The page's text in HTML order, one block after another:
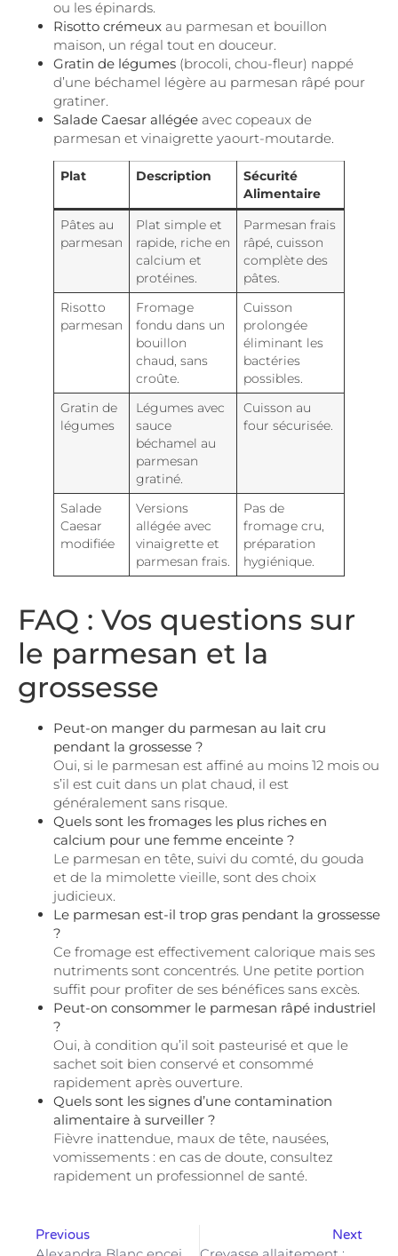
ou les épinards.
Risotto crémeux au parmesan et bouillon
maison, un régal tout en douceur.
Gratin de légumes (brocoli, chou-fleur) nappé
d’une béchamel légère au parmesan râpé pour
gratiner.
Salade Caesar allégée avec copeaux de
parmesan et vinaigrette yaourt-moutarde.
Plat Description
Sécurité
Alimentaire
Pâtes au
parmesan
Plat simple et
rapide, riche en
calcium et
protéines.
Parmesan frais
râpé, cuisson
complète des
pâtes.
Risotto
parmesan
Fromage
fondu dans un
bouillon
chaud, sans
croûte.
Cuisson
prolongée
éliminant les
bactéries
possibles.
Gratin de
légumes
Légumes avec
sauce
béchamel au
parmesan
gratiné.
Cuisson au
four sécurisée.
Salade
Caesar
modifiée
Versions
allégée avec
vinaigrette et
parmesan frais.
Pas de
fromage cru,
préparation
hygiénique.
FAQ : Vos questions sur
le parmesan et la
grossesse
Peut-on manger du parmesan au lait cru
pendant la grossesse ?
Oui, si le parmesan est affiné au moins 12 mois ou
s’il est cuit dans un plat chaud, il est
généralement sans risque.
Quels sont les fromages les plus riches en
calcium pour une femme enceinte ?
Le parmesan en tête, suivi du comté, du gouda
et de la mimolette vieille, sont des choix
judicieux.
Le parmesan est-il trop gras pendant la grossesse
?
Ce fromage est effectivement calorique mais ses
nutriments sont concentrés. Une petite portion
suffit pour profiter de ses bénéfices sans excès.
Peut-on consommer le parmesan râpé industriel
?
Oui, à condition qu’il soit pasteurisé et que le
sachet soit bien conservé et consommé
rapidement après ouverture.
Quels sont les signes d’une contamination
alimentaire à surveiller ?
Fièvre inattendue, maux de tête, nausées,
vomissements : en cas de doute, consultez
rapidement un professionnel de santé.
Previous Next